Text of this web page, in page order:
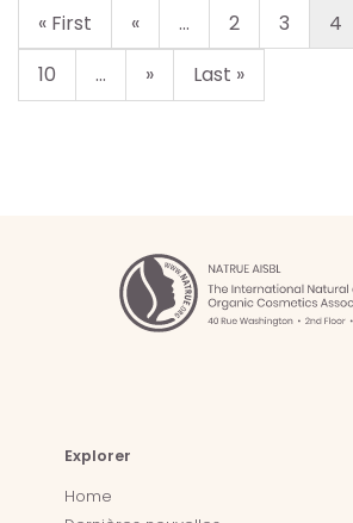
« First « ... 2 3 4
10
... » Last »
Explorer
Home